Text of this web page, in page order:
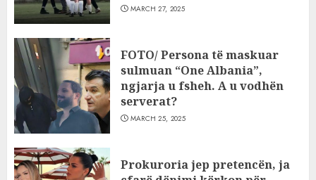
MARCH 27, 2025
FOTO/ Persona të maskuar
sulmuan “One Albania”,
ngjarja u fsheh. A u vodhën
serverat?
MARCH 25, 2025
Prokuroria jep pretencën, ja